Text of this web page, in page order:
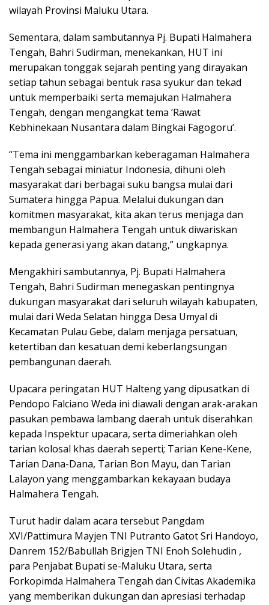
wilayah Provinsi Maluku Utara.
Sementara, dalam sambutannya Pj. Bupati Halmahera
Tengah, Bahri Sudirman, menekankan, HUT ini
merupakan tonggak sejarah penting yang dirayakan
setiap tahun sebagai bentuk rasa syukur dan tekad
untuk memperbaiki serta memajukan Halmahera
Tengah, dengan mengangkat tema ‘Rawat
Kebhinekaan Nusantara dalam Bingkai Fagogoru’.
“Tema ini menggambarkan keberagaman Halmahera
Tengah sebagai miniatur Indonesia, dihuni oleh
masyarakat dari berbagai suku bangsa mulai dari
Sumatera hingga Papua. Melalui dukungan dan
komitmen masyarakat, kita akan terus menjaga dan
membangun Halmahera Tengah untuk diwariskan
kepada generasi yang akan datang,” ungkapnya.
Mengakhiri sambutannya, Pj. Bupati Halmahera
Tengah, Bahri Sudirman menegaskan pentingnya
dukungan masyarakat dari seluruh wilayah kabupaten,
mulai dari Weda Selatan hingga Desa Umyal di
Kecamatan Pulau Gebe, dalam menjaga persatuan,
ketertiban dan kesatuan demi keberlangsungan
pembangunan daerah.
Upacara peringatan HUT Halteng yang dipusatkan di
Pendopo Falciano Weda ini diawali dengan arak-arakan
pasukan pembawa lambang daerah untuk diserahkan
kepada Inspektur upacara, serta dimeriahkan oleh
tarian kolosal khas daerah seperti; Tarian Kene-Kene,
Tarian Dana-Dana, Tarian Bon Mayu, dan Tarian
Lalayon yang menggambarkan kekayaan budaya
Halmahera Tengah.
Turut hadir dalam acara tersebut Pangdam
XVI/Pattimura Mayjen TNI Putranto Gatot Sri Handoyo,
Danrem 152/Babullah Brigjen TNI Enoh Solehudin ,
para Penjabat Bupati se-Maluku Utara, serta
Forkopimda Halmahera Tengah dan Civitas Akademika
yang memberikan dukungan dan apresiasi terhadap